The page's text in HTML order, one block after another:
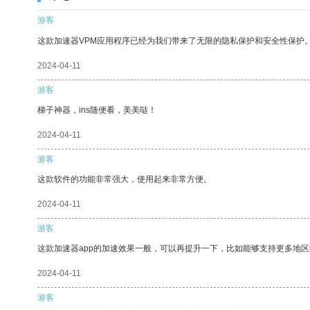
游客
这款加速器VPM应用程序已经为我们带来了无限的隐私保护和安全性保护。
2024-04-11
游客
梯子神器，ins随便看，美美哒！
2024-04-11
游客
这款软件的功能非常强大，使用起来非常方便。
2024-04-11
游客
这款加速器app的加速效果一般，可以再提升一下，比如能够支持更多地区
2024-04-11
游客